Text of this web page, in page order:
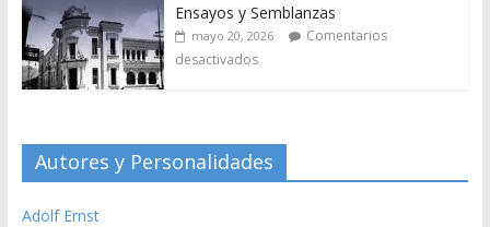
Ensayos y Semblanzas
mayo 20, 2026
Comentarios
desactivados
Autores y Personalidades
Adolf Ernst